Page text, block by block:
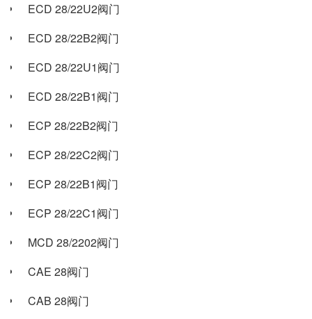
ECD 28/22U2阀门
ECD 28/22B2阀门
ECD 28/22U1阀门
ECD 28/22B1阀门
ECP 28/22B2阀门
ECP 28/22C2阀门
ECP 28/22B1阀门
ECP 28/22C1阀门
MCD 28/2202阀门
CAE 28阀门
CAB 28阀门